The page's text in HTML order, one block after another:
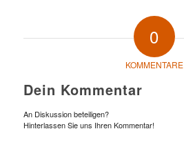
0
KOMMENTARE
Dein Kommentar
An Diskussion beteiligen?
Hinterlassen Sie uns Ihren Kommentar!